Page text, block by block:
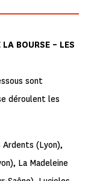
BOURSE – LES
sont
déroulent les
Ardents (Lyon),
La Madeleine